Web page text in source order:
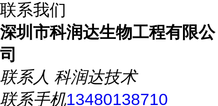
联系我们
深圳市科润达生物工程有限公
司
联系人 科润达技术
联系手机13480138710